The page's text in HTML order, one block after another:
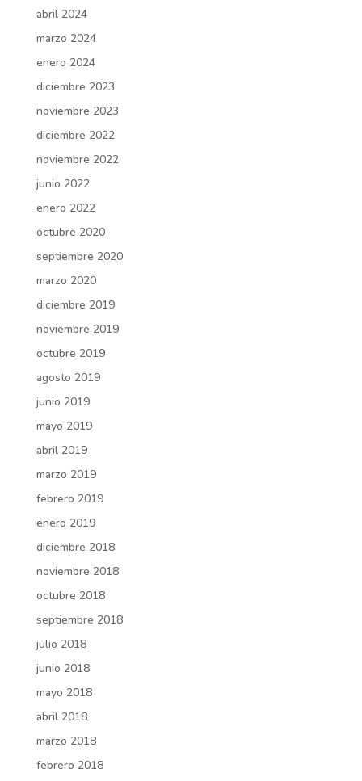
abril 2024
marzo 2024
enero 2024
diciembre 2023
noviembre 2023
diciembre 2022
noviembre 2022
junio 2022
enero 2022
octubre 2020
septiembre 2020
marzo 2020
diciembre 2019
noviembre 2019
octubre 2019
agosto 2019
junio 2019
mayo 2019
abril 2019
marzo 2019
febrero 2019
enero 2019
diciembre 2018
noviembre 2018
octubre 2018
septiembre 2018
julio 2018
junio 2018
mayo 2018
abril 2018
marzo 2018
febrero 2018